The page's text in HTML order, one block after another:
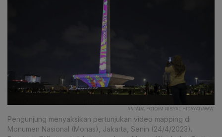
ANTARA FOTO/M RISYAL HIDAYAT/AWW.
Pengunjung menyaksikan pertunjukan video mapping di
Monumen Nasional (Monas), Jakarta, Senin (24/4/2023).